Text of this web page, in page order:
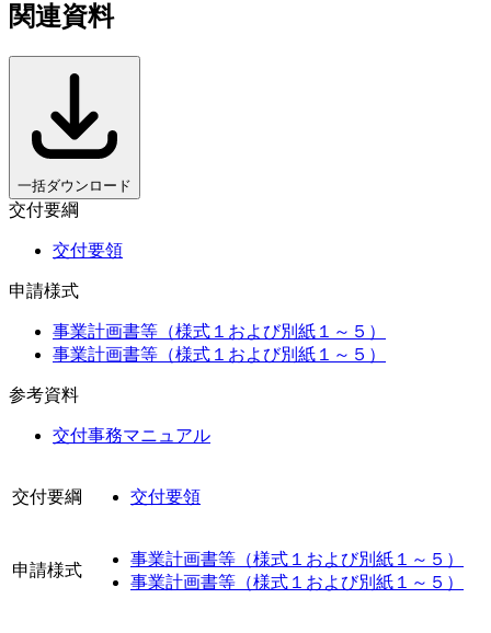
関連資料
一括ダウンロード
交付要綱
交付要領
申請様式
事業計画書等（様式１および別紙１～５）
事業計画書等（様式１および別紙１～５）
参考資料
交付事務マニュアル
交付要綱 交付要領
申請様式
事業計画書等（様式１および別紙１～５）
事業計画書等（様式１および別紙１～５）